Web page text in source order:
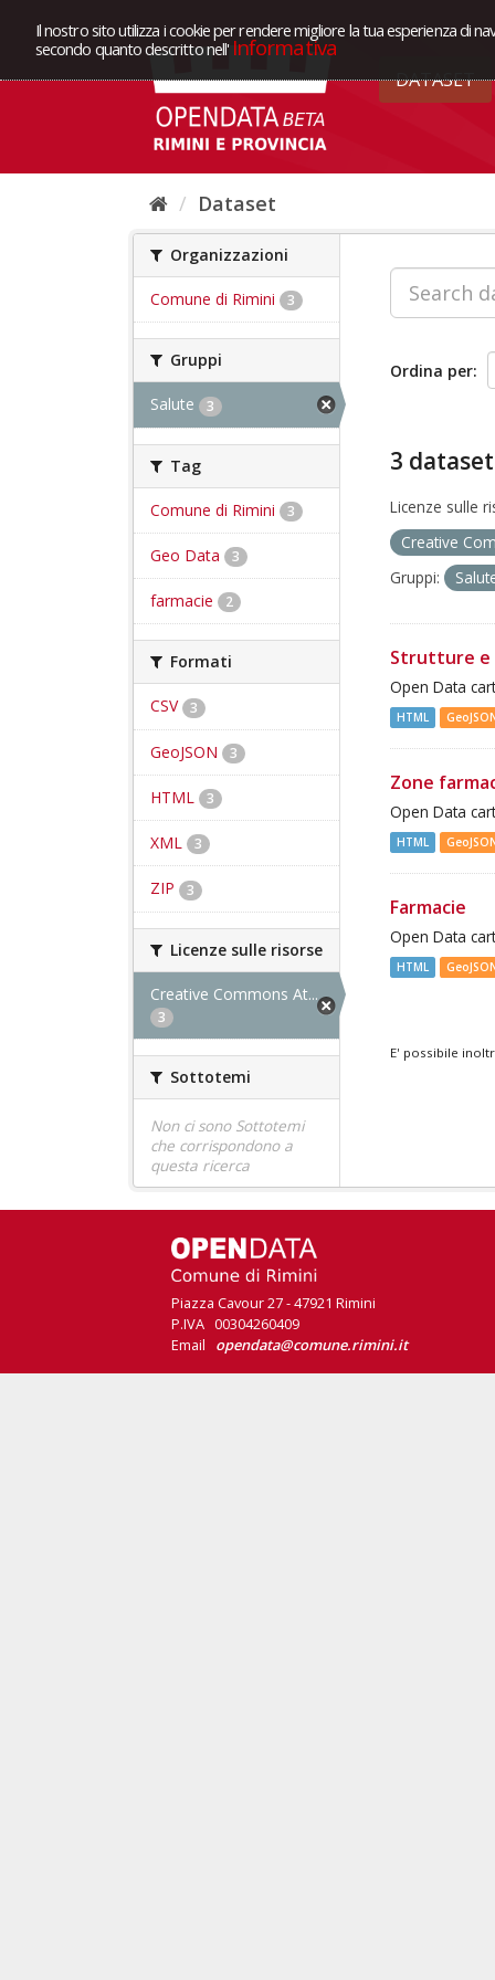
Il nostro sito utilizza i cookie per rendere migliore la tua esperienza di
secondo quanto descritto nell' Informativa
DATASET
Dataset
Organizzazioni
Comune di Rimini 3
Gruppi
Salute 3
Tag
Comune di Rimini 3
Geo Data 3
farmacie 2
Formati
CSV 3
GeoJSON 3
HTML 3
XML 3
ZIP 3
Licenze sulle risorse
Creative Commons At...
3
Sottotemi
Non ci sono Sottotemi
che corrispondono a
questa ricerca
Ordina per
3
Licenze sulle
Creative
Gruppi:
Strutture e
Open Data
HTML
Zone
Open Data
HTML
Farmacie
Open Data
HTML
E' possibile
Piazza Cavour 27 - 47921 Rimini
P.IVA 00304260409
Email opendata@comune.rimini.it